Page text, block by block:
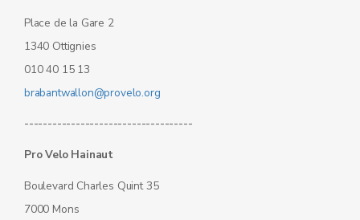
Place de la Gare 2
1340 Ottignies
010 40 15 13
brabantwallon@provelo.org
------------------------------------
Pro Velo Hainaut
Boulevard Charles Quint 35
7000 Mons